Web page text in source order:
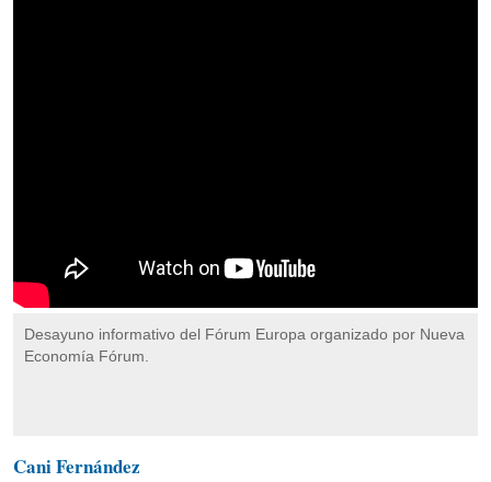
Desayuno informativo del Fórum Europa organizado por Nueva
Economía Fórum.
Cani Fernández